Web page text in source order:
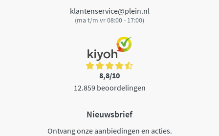
klantenservice@plein.nl
(ma t/m vr 08:00 - 17:00)
8,8/10
12.859 beoordelingen
Nieuwsbrief
Ontvang onze aanbiedingen en acties.